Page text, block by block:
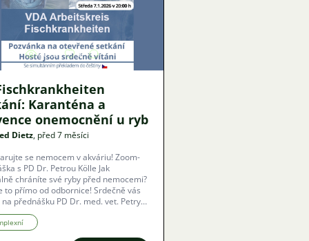
Obrázek
2695 8
Karanténa a
onemocnění u ryb
Dietz, před 7 měsíci
se nemocem v akváriu! Zoom-
s PD Dr. Petrou Kölle Jak
chráníte své ryby před nemocemi?
to přímo od odbornice! Srdečně vás
přednášku PD Dr. med. vet. Petry
Téma: Karanténa a
nemocí. Obsah:
rizik, prevence zavlečení a